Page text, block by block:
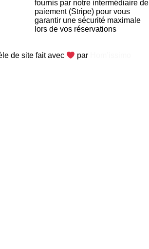
fournis par notre intermédiaire de
paiement (Stripe) pour vous
garantir une sécurité maximale
lors de vos réservations
de site fait avec
par